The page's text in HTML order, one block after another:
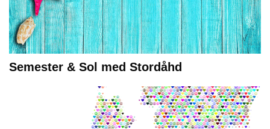
Semester & Sol med Stordåhd